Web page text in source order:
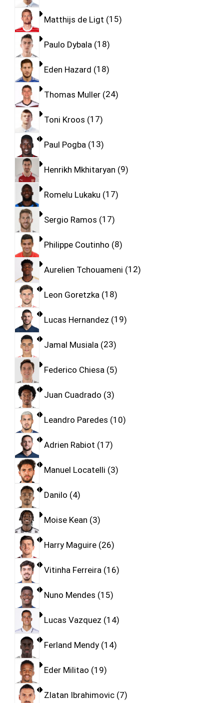
Matthijs de Ligt 15
Paulo Dybala 18
Eden Hazard 18
Thomas Muller 24
Toni Kroos 17
Paul Pogba 13
Henrikh Mkhitaryan 9
Romelu Lukaku 17
Sergio Ramos 17
Philippe Coutinho 8
Aurelien Tchouameni 12
Leon Goretzka 18
Lucas Hernandez 19
Jamal Musiala 23
Federico Chiesa 5
Juan Cuadrado 3
Leandro Paredes 10
Adrien Rabiot 17
Manuel Locatelli 3
Danilo 4
Moise Kean 3
Harry Maguire 26
Vitinha Ferreira 16
Nuno Mendes 15
Lucas Vazquez 14
Ferland Mendy 14
Eder Militao 19
Zlatan Ibrahimovic 7